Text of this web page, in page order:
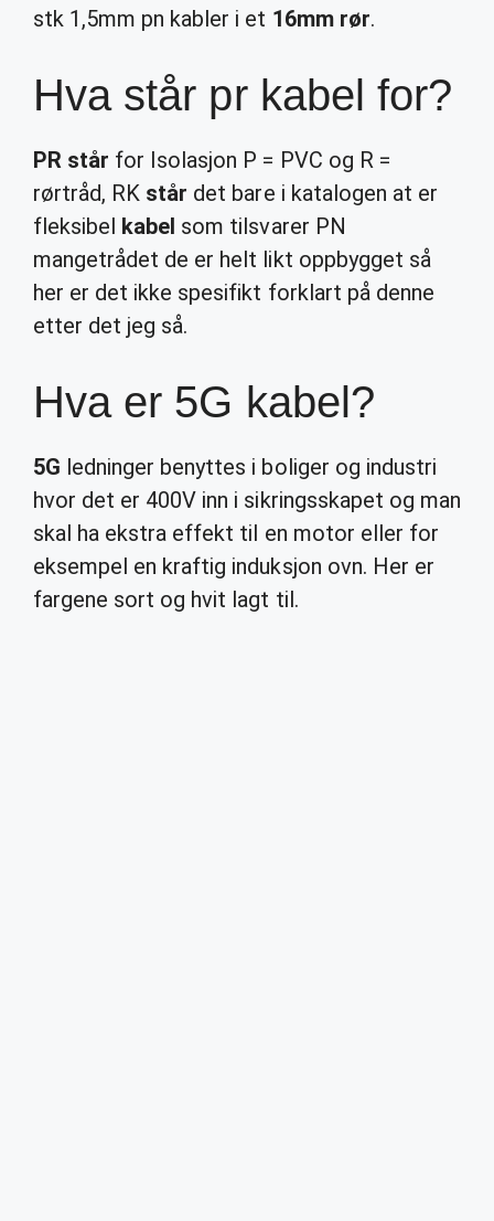
stk 1,5mm pn kabler i et 16mm rør.
Hva står pr kabel for?
PR står for Isolasjon P = PVC og R =
rørtråd, RK står det bare i katalogen at er
fleksibel kabel som tilsvarer PN
mangetrådet de er helt likt oppbygget så
her er det ikke spesifikt forklart på denne
etter det jeg så.
Hva er 5G kabel?
5G ledninger benyttes i boliger og industri
hvor det er 400V inn i sikringsskapet og man
skal ha ekstra effekt til en motor eller for
eksempel en kraftig induksjon ovn. Her er
fargene sort og hvit lagt til.